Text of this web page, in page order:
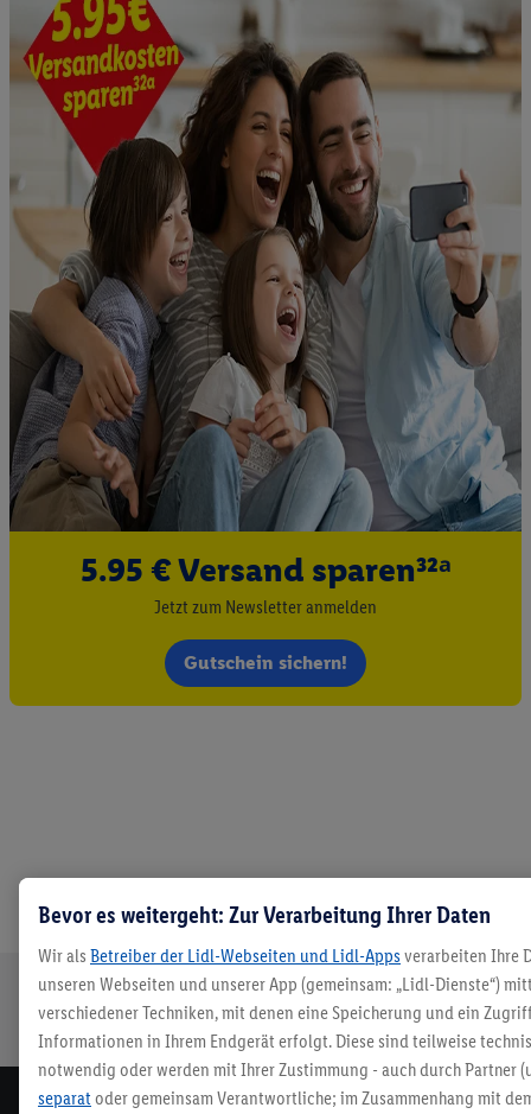
5.95 € Versand sparen³²ᵃ
Jetzt zum Newsletter anmelden
Gutschein sichern!
Sichere
Bestellung
Kostenlose
Retoure
Rückgabefrist
von 30 Tagen
Lieferung an
Packstation
Bevor es weitergeht: Zur Verarbeitung Ihrer Daten
Wir als Betreiber der Lidl-Webseiten und Lidl-Apps verarbeiten Ihre
unseren Webseiten und unserer App (gemeinsam: „Lidl-Dienste“)
verschiedener Techniken, mit denen eine Speicherung und ein
Informationen in Ihrem Endgerät erfolgt. Diese sind teilweise
notwendig oder werden mit Ihrer Zustimmung - auch durch Partner
separat oder gemeinsam Verantwortliche; im Zusammenhang mit